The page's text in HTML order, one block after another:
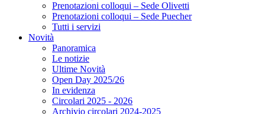
Prenotazioni colloqui – Sede Olivetti
Prenotazioni colloqui – Sede Puecher
Tutti i servizi
Novità
Panoramica
Le notizie
Ultime Novità
Open Day 2025/26
In evidenza
Circolari 2025 - 2026
Archivio circolari 2024-2025